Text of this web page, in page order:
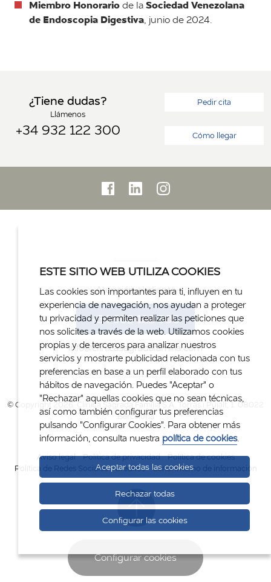
Miembro Honorariode laSociedad Venezolana
de Endoscopia Digestiva, junio de 2024.
¿Tiene dudas?
Llámenos
+34 932 122 300
Pedir cita
Cómo llegar
Atención al cliente
+34 932 122 300
info@clinicasagradafamilia.com
© Copyright 2026. Clínica Sagrada Família S.A. Torras i Pujalt, 1. 08022
Barcelona
Aviso legal Política de privacidad
Política de cookies
Política de Redes Sociales
Créditos Canal interno de información
Configurar cookies
ESTE SITIO WEB UTILIZA COOKIES
Las cookies son importantes para ti, influyen en tu
experiencia de navegación, nos ayudan a proteger
tu privacidad y permiten realizar las peticiones que
nos solicites a través de la web. Utilizamos cookies
propias y de terceros para analizar nuestros
servicios y mostrarte publicidad relacionada con tus
preferencias en base a un perfil elaborado con tus
hábitos de navegación. Puedes "Aceptar" o
"Rechazar" aquellas cookies que no sean técnicas,
así como también configurar tus preferencias
pulsando "Configurar Cookies". Para obtener más
información, consulta nuestra política de cookies.
Aceptar todas las cookies
Rechazar todas
Configurar las cookies